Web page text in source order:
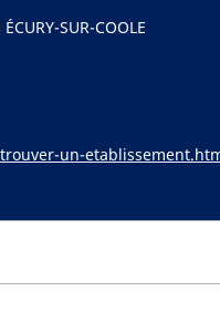
SUR-COOLE
un-